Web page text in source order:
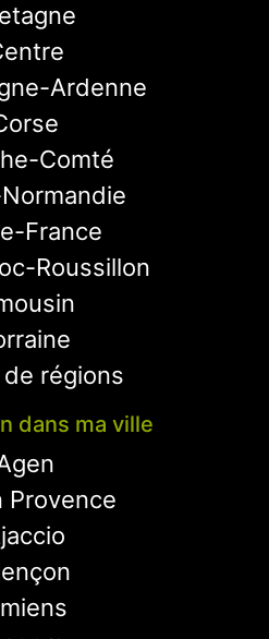
Ardenne
Comté
France
Roussillon
régions
dans ma ville
Provence